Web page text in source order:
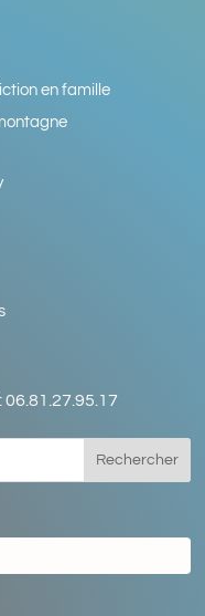
en famille
06.81.27.95.17
Rechercher